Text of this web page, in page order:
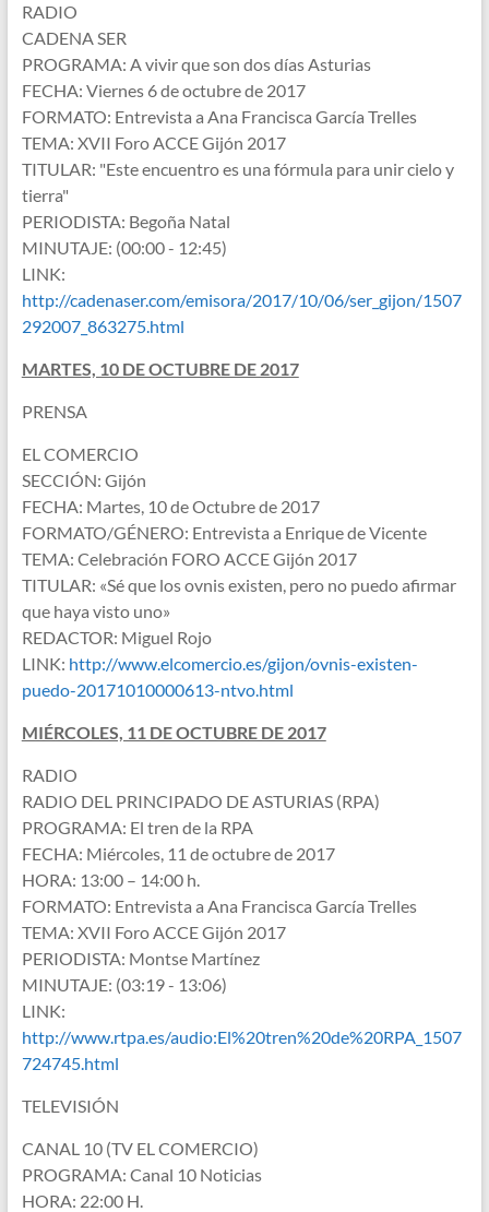
RADIO
CADENA SER
PROGRAMA: A vivir que son dos días Asturias
FECHA: Viernes 6 de octubre de 2017
FORMATO: Entrevista a Ana Francisca García Trelles
TEMA: XVII Foro ACCE Gijón 2017
TITULAR: "Este encuentro es una fórmula para unir cielo y
tierra"
PERIODISTA: Begoña Natal
MINUTAJE: (00:00 - 12:45)
LINK:
http://cadenaser.com/emisora/2017/10/06/ser_gijon/1507
292007_863275.html
MARTES, 10 DE OCTUBRE DE 2017
PRENSA
EL COMERCIO
SECCIÓN: Gijón
FECHA: Martes, 10 de Octubre de 2017
FORMATO/GÉNERO: Entrevista a Enrique de Vicente
TEMA: Celebración FORO ACCE Gijón 2017
TITULAR: «Sé que los ovnis existen, pero no puedo afirmar
que haya visto uno»
REDACTOR: Miguel Rojo
LINK: http://www.elcomercio.es/gijon/ovnis-existen-
puedo-20171010000613-ntvo.html
MIÉRCOLES, 11 DE OCTUBRE DE 2017
RADIO
RADIO DEL PRINCIPADO DE ASTURIAS (RPA)
PROGRAMA: El tren de la RPA
FECHA: Miércoles, 11 de octubre de 2017
HORA: 13:00 – 14:00 h.
FORMATO: Entrevista a Ana Francisca García Trelles
TEMA: XVII Foro ACCE Gijón 2017
PERIODISTA: Montse Martínez
MINUTAJE: (03:19 - 13:06)
LINK:
http://www.rtpa.es/audio:El%20tren%20de%20RPA_1507
724745.html
TELEVISIÓN
CANAL 10 (TV EL COMERCIO)
PROGRAMA: Canal 10 Noticias
HORA: 22:00 H.